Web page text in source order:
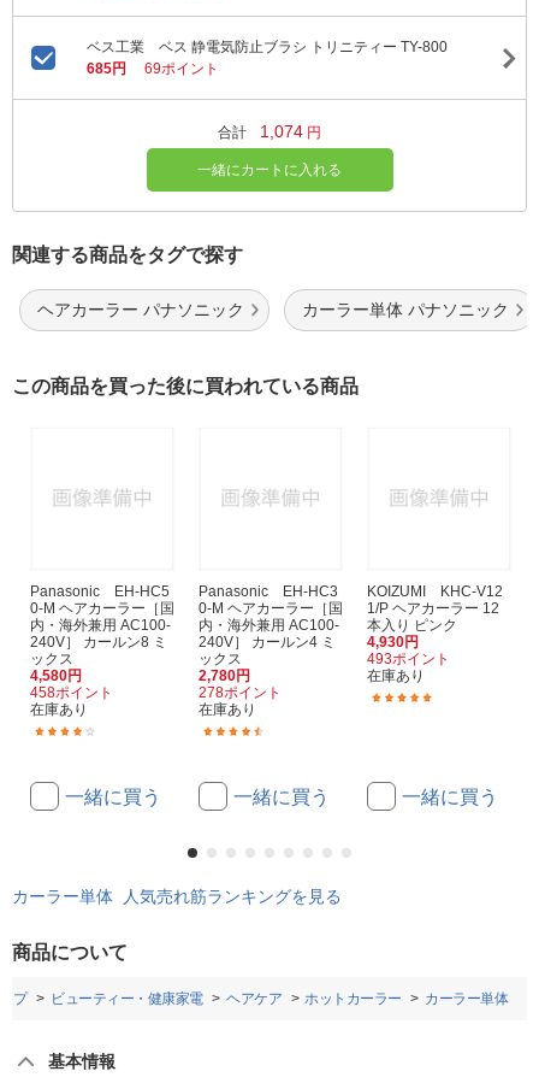
ベス工業 ベス 静電気防止ブラシ トリニティー TY-800
685円
69ポイント
合計 1,074 円
一緒にカートに入れる
関連する商品をタグで探す
ヘアカーラー パナソニック カーラー単体 パナソニック
この商品を買った後に買われている商品
Panasonic EH-HC5
0-M ヘアカーラー［国
内・海外兼用 AC100-
240V］ カールン8 ミ
ックス
4,580円
458ポイント
在庫あり
一緒に買う
Panasonic EH-HC3
0-M ヘアカーラー［国
内・海外兼用 AC100-
240V］ カールン4 ミ
ックス
2,780円
278ポイント
在庫あり
一緒に買う
KOIZUMI KHC-V12
1/P ヘアカーラー 12
本入り ピンク
4,930円
493ポイント
在庫あり
一緒に買う
カーラー単体 人気売れ筋ランキングを見る
商品について
プ ビューティー・健康家電 ヘアケア ホットカーラー カーラー単体
基本情報